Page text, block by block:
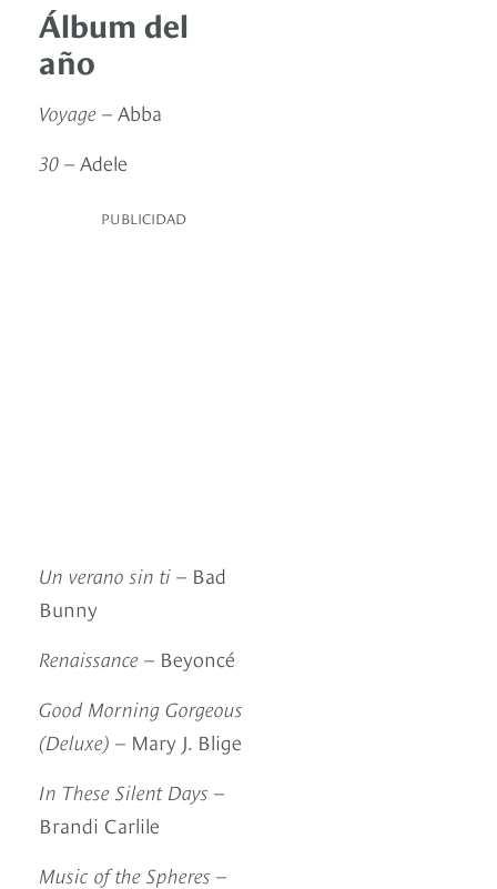
Álbum del
año
Voyage – Abba
30 – Adele
PUBLICIDAD
Un verano sin ti – Bad
Bunny
Renaissance – Beyoncé
Good Morning Gorgeous
(Deluxe) – Mary J. Blige
In These Silent Days –
Brandi Carlile
Music of the Spheres –